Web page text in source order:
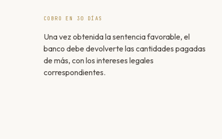
COBRO EN 30 DÍAS
Una vez obtenida la sentencia favorable, el
banco debe devolverte las cantidades pagadas
de más, con los intereses legales
correspondientes.